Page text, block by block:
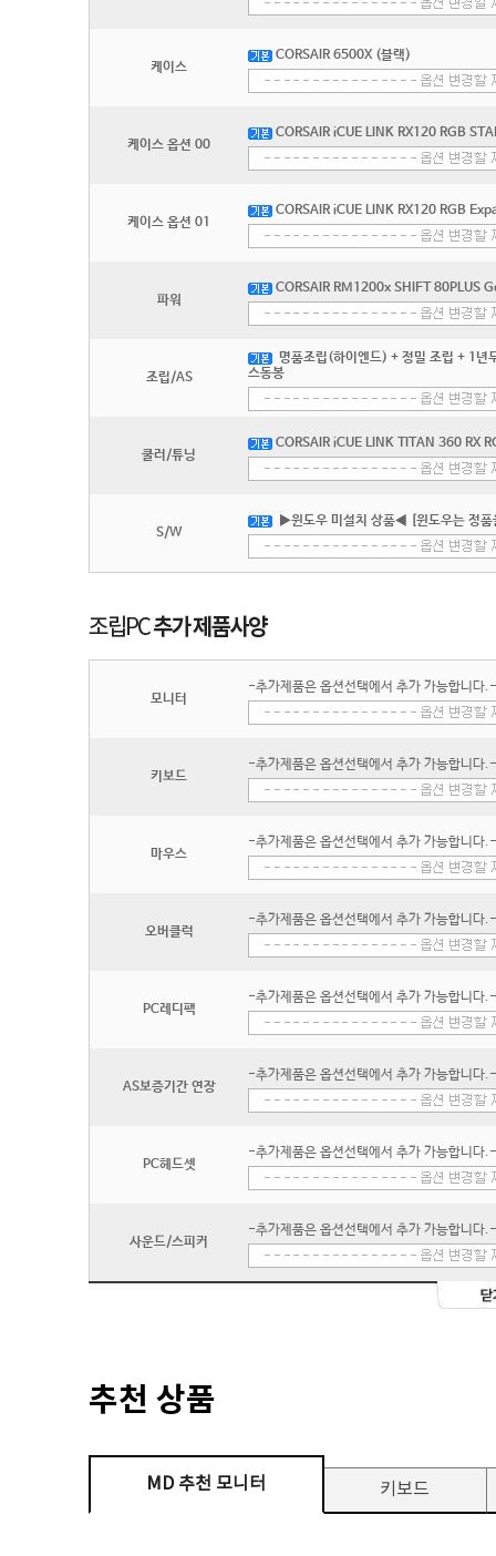
케이스
CORSAIR 6500X (블랙)
케이스 옵션 00
CORSAIR iCUE LINK RX120 RGB
케이스 옵션 01
CORSAIR iCUE LINK RX120 RGB
파워
CORSAIR RM1200x SHIFT 80PLUS
조립/AS
명품조립(하이엔드) + 정밀 조립 + 1년
스동봉
쿨러/튜닝
CORSAIR iCUE LINK TITAN 360 RX
S/W
▶윈도우 미설치 상품◀ [윈도우는 정
모니터
-추가제품은 옵션선택에서 추가 가능합니다.-
키보드
-추가제품은 옵션선택에서 추가 가능합니다.-
마우스
-추가제품은 옵션선택에서 추가 가능합니다.-
오버클럭
-추가제품은 옵션선택에서 추가 가능합니다.-
PC레디팩
-추가제품은 옵션선택에서 추가 가능합니다.-
AS보증기간 연장
-추가제품은 옵션선택에서 추가 가능합니다.-
PC헤드셋
-추가제품은 옵션선택에서 추가 가능합니다.-
사운드/스피커
-추가제품은 옵션선택에서 추가 가능합니다.-
추천 상품
MD 추천 모니터 키보드